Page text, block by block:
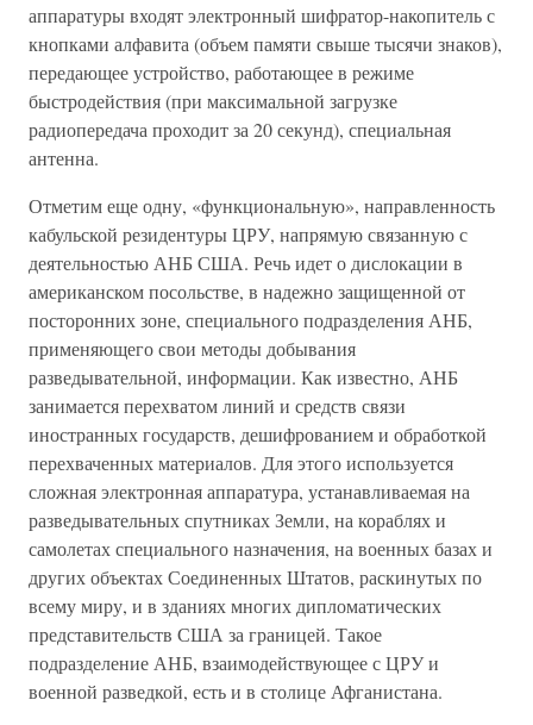
аппаратуры входят электронный шифратор-накопитель с
кнопками алфавита (объем памяти свыше тысячи знаков),
передающее устройство, работающее в режиме
быстродействия (при максимальной загрузке
радиопередача проходит за 20 секунд), специальная
антенна.
Отметим еще одну, «функциональную», направленность
кабульской резидентуры ЦРУ, напрямую связанную с
деятельностью АНБ США. Речь идет о дислокации в
американском посольстве, в надежно защищенной от
посторонних зоне, специального подразделения АНБ,
применяющего свои методы добывания
разведывательной, информации. Как известно, АНБ
занимается перехватом линий и средств связи
иностранных государств, дешифрованием и обработкой
перехваченных материалов. Для этого используется
сложная электронная аппаратура, устанавливаемая на
разведывательных спутниках Земли, на кораблях и
самолетах специального назначения, на военных базах и
других объектах Соединенных Штатов, раскинутых по
всему миру, и в зданиях многих дипломатических
представительств США за границей. Такое
подразделение АНБ, взаимодействующее с ЦРУ и
военной разведкой, есть и в столице Афганистана.